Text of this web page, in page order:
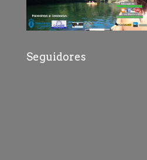
Seguidores